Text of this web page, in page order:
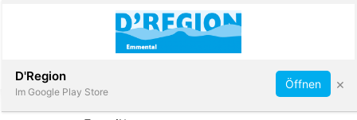
Abonnieren
D'Region
Im Google Play Store
Öffnen ×